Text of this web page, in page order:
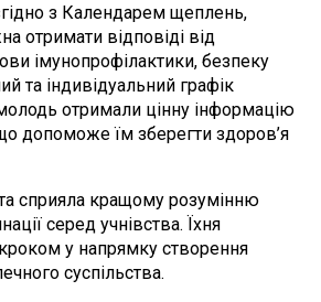
з Календарем щеплень,
отримати відповіді від
імунопрофілактики, безпеку
та індивідуальний графік
отримали цінну інформацію
допоможе їм зберегти здоров’я
сприяла кращому розумінню
серед учнівства. Їхня
кроком у напрямку створення
суспільства.